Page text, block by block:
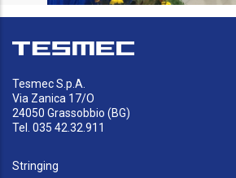
Tesmec S.p.A.
Via Zanica 17/O
24050 Grassobbio (BG)
Tel. 035 42.32.911
Stringing